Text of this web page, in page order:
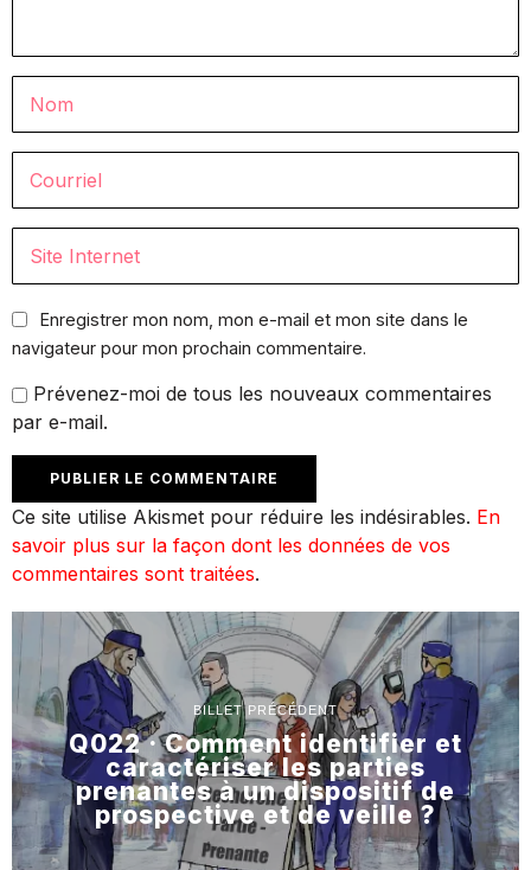
Enregistrer mon nom, mon e-mail et mon site dans le
navigateur pour mon prochain commentaire.
Prévenez-moi de tous les nouveaux commentaires
par e-mail.
Ce site utilise Akismet pour réduire les indésirables. En
savoir plus sur la façon dont les données de vos
commentaires sont traitées.
BILLET PRÉCÉDENT
Q022 · Comment identifier et
caractériser les parties
prenantes à un dispositif de
prospective et de veille ?